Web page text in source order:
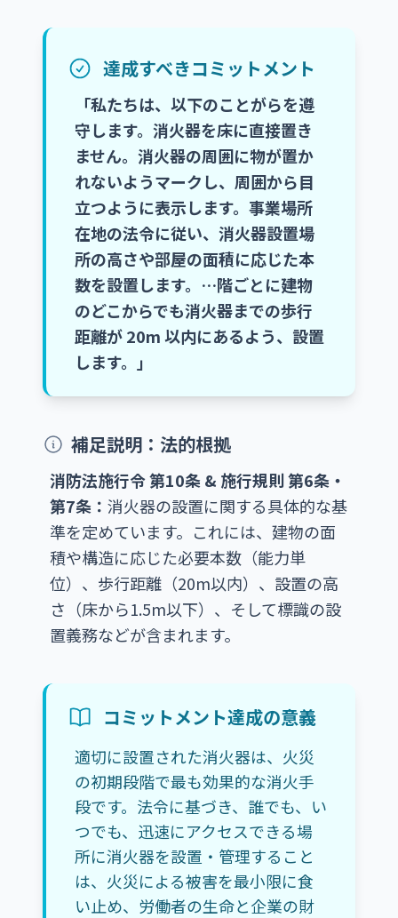
達成すべきコミットメント
「私たちは、以下のことがらを遵
守します。消火器を床に直接置き
ません。消火器の周囲に物が置か
れないようマークし、周囲から目
立つように表示します。事業場所
在地の法令に従い、消火器設置場
所の高さや部屋の面積に応じた本
数を設置します。…階ごとに建物
のどこからでも消火器までの歩行
距離が 20m 以内にあるよう、設置
します。」
補足説明：法的根拠
消防法施行令 第10条 & 施行規則 第6条・
第7条： 消火器の設置に関する具体的な基
準を定めています。これには、建物の面
積や構造に応じた必要本数（能力単
位）、歩行距離（20m以内）、設置の高
さ（床から1.5m以下）、そして標識の設
置義務などが含まれます。
コミットメント達成の意義
適切に設置された消火器は、火災
の初期段階で最も効果的な消火手
段です。法令に基づき、誰でも、い
つでも、迅速にアクセスできる場
所に消火器を設置・管理すること
は、火災による被害を最小限に食
い止め、労働者の生命と企業の財